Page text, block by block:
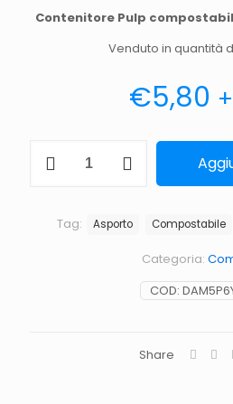
Contenitore Pulp
Venduto in quantità
€5,80
vaschetta
Linea
COD:
Categoria:
Tag: Asporto Compostabile
Share